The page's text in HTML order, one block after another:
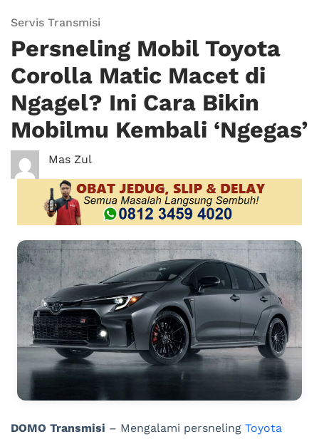
Servis Transmisi
Persneling Mobil Toyota
Corolla Matic Macet di
Ngagel? Ini Cara Bikin
Mobilmu Kembali ‘Ngegas’
Mas Zul
DOMO Transmisi – Mengalami persneling Toyota